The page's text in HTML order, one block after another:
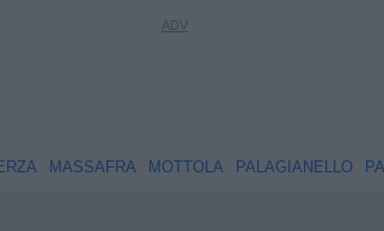
MASSAFRA MOTTOLA PALAGIANELLO